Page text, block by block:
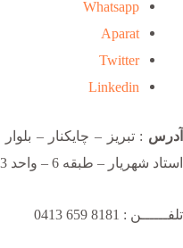
Whatsapp
Aparat
Twitter
Linkedin
آدرس : تبریز – چایکنار –
استاد شهریار – طبقه 6 – واحد 3
تلفــــــن : 8181 659 0413